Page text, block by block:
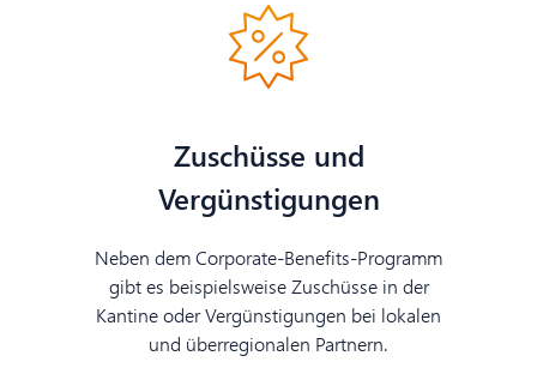
Zuschüsse und
Vergünstigungen
Neben dem Corporate-Benefits-Programm
gibt es beispielsweise Zuschüsse in der
Kantine oder Vergünstigungen bei lokalen
und überregionalen Partnern.